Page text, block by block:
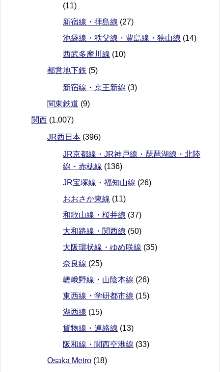
(11)
新宿線・拝島線 (27)
池袋線・秩父線・豊島線・狭山線 (14)
西武多摩川線 (10)
都営地下鉄 (5)
新宿線・京王新線 (3)
関東鉄道 (9)
関西 (1,007)
JR西日本 (396)
JR京都線・JR神戸線・琵琶湖線・北陸
線・赤穂線 (136)
JR宝塚線・福知山線 (26)
おおさか東線 (11)
和歌山線・桜井線 (37)
大和路線・関西線 (50)
大阪環状線・ゆめ咲線 (35)
奈良線 (25)
嵯峨野線・山陰本線 (26)
東西線・学研都市線 (15)
湖西線 (15)
貨物線・連絡線 (13)
阪和線・関西空港線 (33)
Osaka Metro (18)